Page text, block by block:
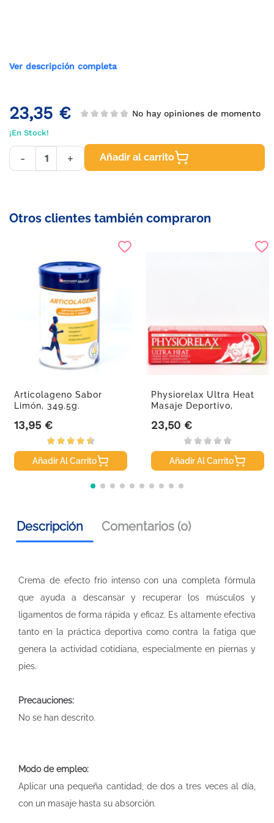
Ver descripción completa
23,35 € No hay opiniones de momento
¡En Stock!
- + Añadir al carrito
Otros clientes también compraron
Articolageno Sabor
Limón, 349.5g.
Precio
13,95 €
Añadir Al Carrito
Physiorelax Ultra Heat
Masaje Deportivo,
Precio
23,50 €
Añadir Al Carrito
Descripción Comentarios (0)
Crema de efecto frío intenso con una completa fórmula
que ayuda a descansar y recuperar los músculos y
ligamentos de forma rápida y eficaz. Es altamente efectiva
tanto en la práctica deportiva como contra la fatiga que
genera la actividad cotidiana, especialmente en piernas y
pies.
Precauciones:
No se han descrito.
Modo de empleo:
Aplicar una pequeña cantidad, de dos a tres veces al día,
con un masaje hasta su absorción.